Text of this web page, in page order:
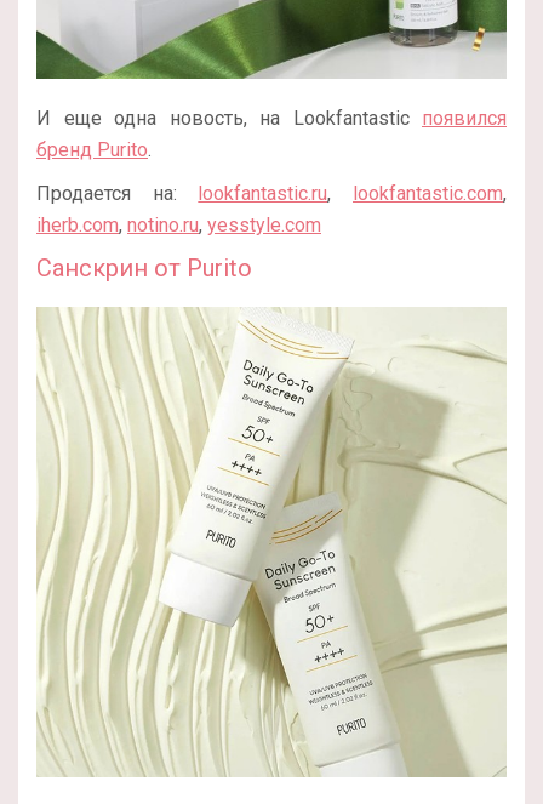
И еще одна новость, на Lookfantastic появился
бренд Purito.
Продается на:
lookfantastic.ru, lookfantastic.com,
iherb.com, notino.ru, yesstyle.com
Санскрин от Purito